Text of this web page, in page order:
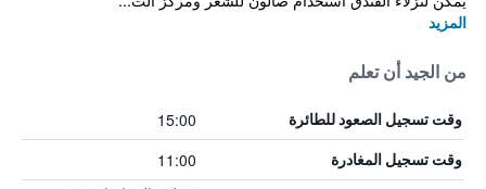
المزيد
من الجيد أن تعلم
وقت تسجيل الصعود للطائرة 15:00
وقت تسجيل المغادرة 11:00